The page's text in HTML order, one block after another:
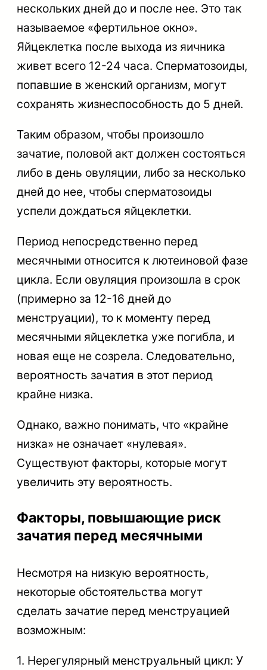
нескольких дней до и после нее. Это так
называемое «фертильное окно».
Яйцеклетка после выхода из яичника
живет всего 12-24 часа. Сперматозоиды,
попавшие в женский организм, могут
сохранять жизнеспособность до 5 дней.
Таким образом, чтобы произошло
зачатие, половой акт должен состояться
либо в день овуляции, либо за несколько
дней до нее, чтобы сперматозоиды
успели дождаться яйцеклетки.
Период непосредственно перед
месячными относится к лютеиновой фазе
цикла. Если овуляция произошла в срок
(примерно за 12-16 дней до
менструации), то к моменту перед
месячными яйцеклетка уже погибла, и
новая еще не созрела. Следовательно,
вероятность зачатия в этот период
крайне низка.
Однако, важно понимать, что «крайне
низка» не означает «нулевая».
Существуют факторы, которые могут
увеличить эту вероятность.
Факторы, повышающие риск
зачатия перед месячными
Несмотря на низкую вероятность,
некоторые обстоятельства могут
сделать зачатие перед менструацией
возможным:
1. Нерегулярный менструальный цикл: У